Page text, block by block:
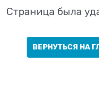
Страница была
ВЕРНУТЬСЯ НА